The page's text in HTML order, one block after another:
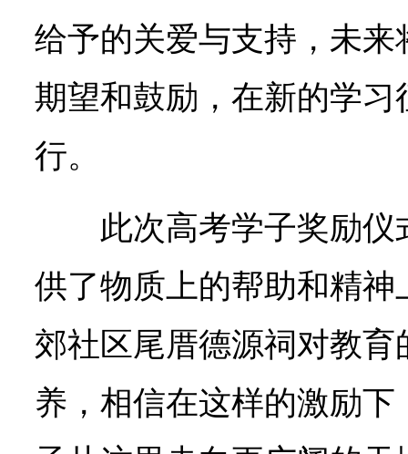
给予的关爱与支持，未
期望和鼓励，在新的学
行。
此次高考学子奖励
供了物质上的帮助和精
郊社区尾厝德源祠对教
养，相信在这样的激励